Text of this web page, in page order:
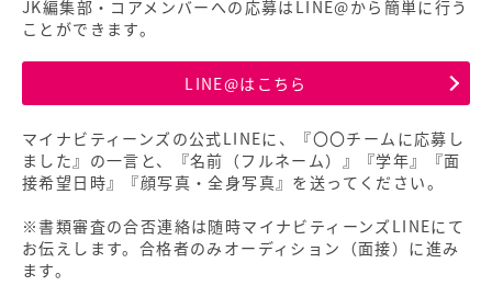
JK編集部・コアメンバーへの応募はLINE@から簡単に行う
ことができます。
LINE@はこちら
マイナビティーンズの公式LINEに、『〇〇チームに応募し
ました』の一言と、『名前（フルネーム）』『学年』『面
接希望日時』『顔写真・全身写真』を送ってください。
※書類審査の合否連絡は随時マイナビティーンズLINEにて
お伝えします。合格者のみオーディション（面接）に進み
ます。